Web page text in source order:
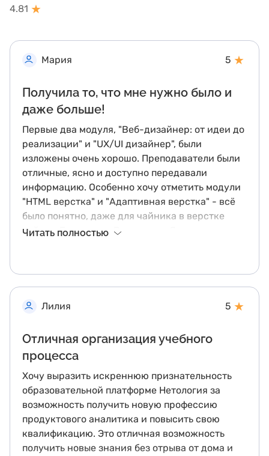
4.81 ★
Мария 5 ★
Получила то, что мне нужно было и
даже больше!
Первые два модуля, "Веб-дизайнер: от идеи до
реализации" и "UX/UI дизайнер", были
изложены очень хорошо. Преподаватели были
отличные, ясно и доступно передавали
информацию. Особенно хочу отметить модули
"HTML верстка" и "Адаптивная верстка" - всё
было понятно, даже для чайника в верстке
сайтов. Благодарю Владимира Языкова за
модуле о конструкторе Tilda, но даже то, что
было рассказано, пригодилось. В общем,
довольна полученными знаниями!
Читать полностью
Лилия 5 ★
Отличная организация учебного
процесса
Хочу выразить искреннюю признательность
образовательной платформе Нетология за
возможность получить новую профессию
продуктового аналитика и повысить свою
квалификацию. Это отличная возможность
получить новые знания без отрыва от дома и